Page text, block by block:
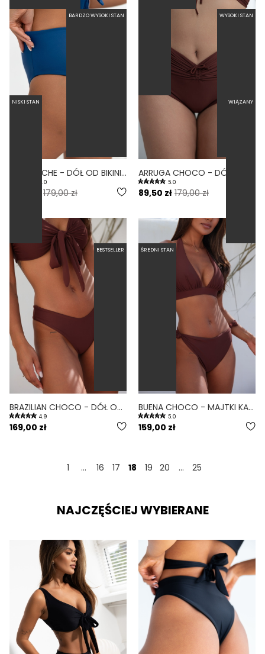
BARDZO WYSOKI STAN
LINKI NOCHE - DÓŁ OD BIKINI WYSOKI STAN BRAZYLIANY NIEBIESKI
5.0
179,00 zł
WYSOKI STAN
5.0
89,50 zł 179,00 zł
NISKI STAN
BESTSELLER
BRAZILIAN CHOCO - DÓŁ OD BIKINI BRAZYLIJSKI WYCIĘTY BRĄZOWY
4.9
169,00 zł
WIĄZANY
ŚREDNI STAN
BUENA CHOCO - MAJTKI KĄPIELOWE WIĄZANE BRĄZOWY
5.0
159,00 zł
1 ... 16 17 18 19 20 ... 25
NAJCZĘŚCIEJ WYBIERANE